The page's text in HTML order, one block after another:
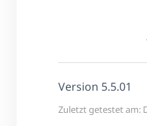
Version 5.5.01
Zuletzt getestet am: